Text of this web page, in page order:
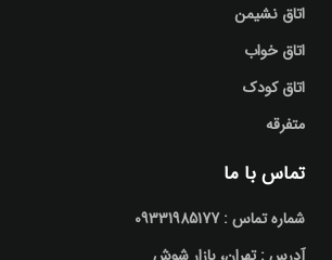
اتاق نشیمن
اتاق خواب
اتاق کودک
متفرقه
تماس با ما
شماره تماس : 09331985177